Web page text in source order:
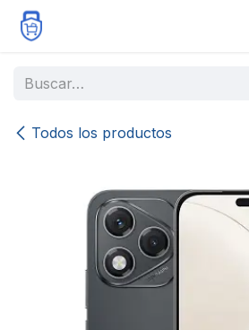
Ir al contenido
Todos los productos